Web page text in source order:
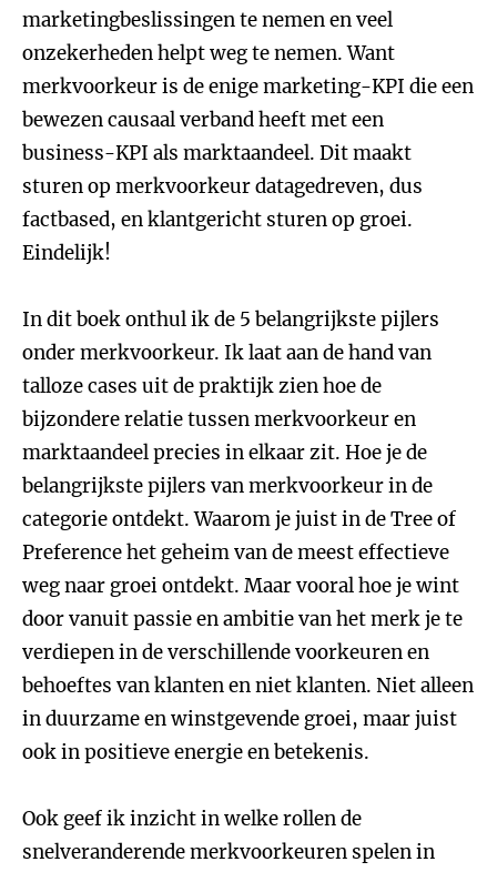
marketingbeslissingen te nemen en veel
onzekerheden helpt weg te nemen. Want
merkvoorkeur is de enige marketing-KPI die een
bewezen causaal verband heeft met een
business-KPI als marktaandeel. Dit maakt
sturen op merkvoorkeur datagedreven, dus
factbased, en klantgericht sturen op groei.
Eindelijk!
In dit boek onthul ik de 5 belangrijkste pijlers
onder merkvoorkeur. Ik laat aan de hand van
talloze cases uit de praktijk zien hoe de
bijzondere relatie tussen merkvoorkeur en
marktaandeel precies in elkaar zit. Hoe je de
belangrijkste pijlers van merkvoorkeur in de
categorie ontdekt. Waarom je juist in de Tree of
Preference het geheim van de meest effectieve
weg naar groei ontdekt. Maar vooral hoe je wint
door vanuit passie en ambitie van het merk je te
verdiepen in de verschillende voorkeuren en
behoeftes van klanten en niet klanten. Niet alleen
in duurzame en winstgevende groei, maar juist
ook in positieve energie en betekenis.
Ook geef ik inzicht in welke rollen de
snelveranderende merkvoorkeuren spelen in